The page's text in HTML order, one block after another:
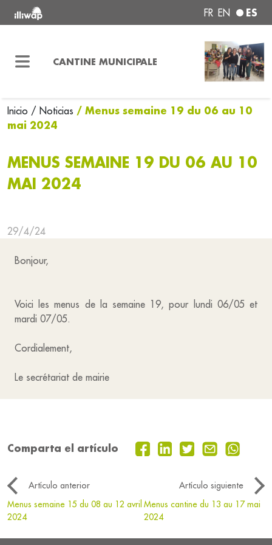
FR EN ES
CANTINE MUNICIPALE
Inicio / Noticias / Menus semaine 19 du 06 au 10
mai 2024
MENUS SEMAINE 19 DU 06 AU 10
MAI 2024
29/4/24
Bonjour,
Voici les menus de la semaine 19, pour lundi 06/05 et
mardi 07/05.
Cordialement,
Le secrétariat de mairie
Comparta el artículo
Artículo anterior
Artículo siguiente
Menus semaine 15 du 08 au 12 avril
2024
Menus cantine du 13 au 17 mai
2024